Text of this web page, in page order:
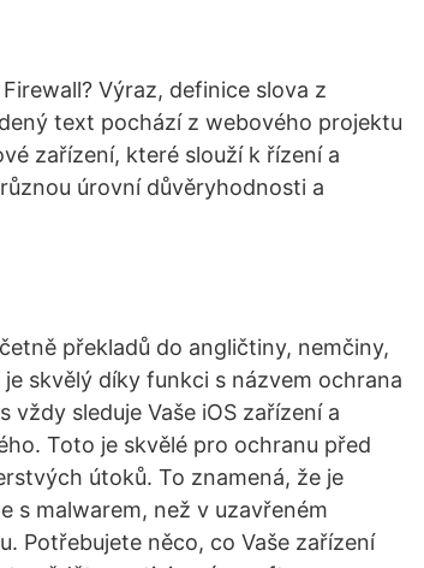
Výraz, definice slova z
text pochází z webového projektu
zařízení, které slouží k řízení a
úrovní důvěryhodnosti a
překladů do angličtiny, nemčiny,
skvělý díky funkci s názvem ochrana
sleduje Vaše iOS zařízení a
Toto je skvělé pro ochranu před
útoků. To znamená, že je
s malwarem, než v uzavřeném
Potřebujete něco, co Vaše zařízení